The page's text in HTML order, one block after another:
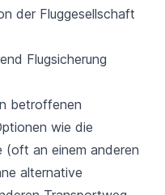
der Fluggesellschaft
Flugsicherung
betroffenen
wie die
(oft an einem anderen
alternative